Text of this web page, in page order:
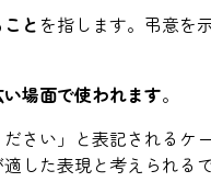
と を指します。弔意を
場面で使われます。
さい」と表記されるケ
した表現と考えられるで